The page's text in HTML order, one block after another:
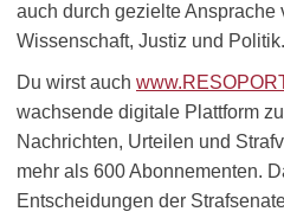
auch durch gezielte Ansprache
Wissenschaft, Justiz und Politik.
Du wirst auch
wachsende digitale Plattform
Nachrichten, Urteilen und
mehr als 600 Abonnementen.
Entscheidungen der